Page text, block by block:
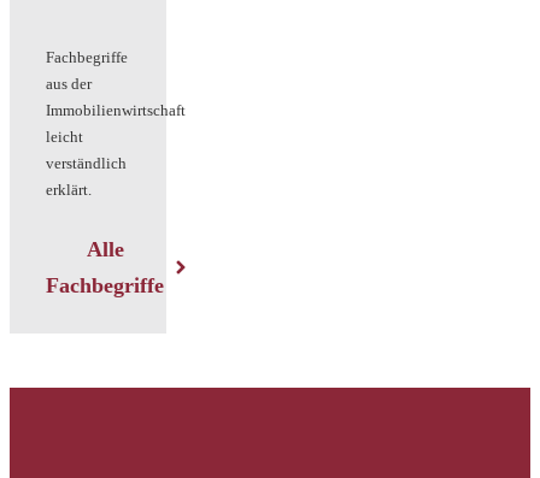
Fachbegriffe
aus der
Immobilienwirtschaft
leicht
verständlich
erklärt.
Alle
Fachbegriffe